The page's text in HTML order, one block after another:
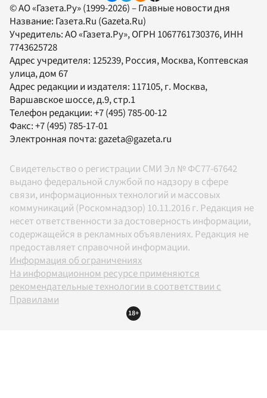
© АО «Газета.Ру» (1999-2026) – Главные новости дня
Название: Газета.Ru (Gazeta.Ru)
Учредитель:АО «Газета.Ру», ОГРН 1067761730376, ИНН
7743625728
Адрес учредителя: 125239, Россия, Москва, Коптевская
улица, дом 67
Адрес редакции и издателя: 117105, г. Москва,
Варшавское шоссе, д.9, стр.1
Телефон редакции:+7 (495) 785-00-12
Факс:+7 (495) 785-17-01
Электронная почта: gazeta@gazeta.ru
Свидетельство о регистрации СМИ Эл № ФС77-67642
выдано федеральной службой по надзору в сфере
связи, информационных технологий и массовых
коммуникаций (Роскомнадзор) 10.11.2016 г. Редакция не
несет ответственности за достоверность информации,
содержащейся в рекламных объявлениях. Редакция не
предоставляет справочной информации.
Информация об ограничениях
На информационном ресурсе применяются
рекомендательные технологии в соответствии с
Правилами
18+